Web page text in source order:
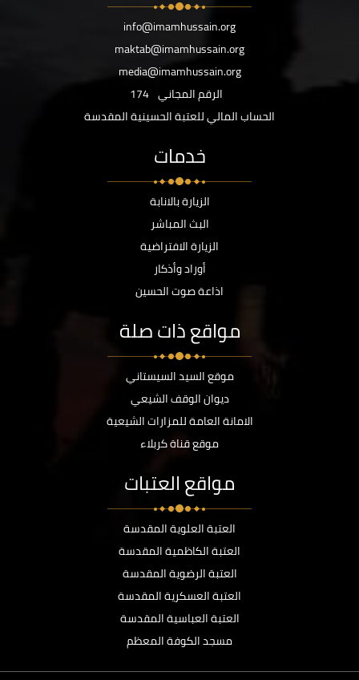
info@imamhussain.org
maktab@imamhussain.org
media@imamhussain.org
الرقم المجاني 174
الحساب المالي للعتبة الحسينية المقدسة
خدمات
الزيارة بالانابة
البث المباشر
الزيارة الافتراضية
أوراد وأذكار
اذاعة صوت الحسين
مواقع ذات صلة
موقع السيد السيستاني
ديوان الوقف الشيعي
الامانة العامة للمزارات الشيعية
موقع قناة كربلاء
مواقع العتبات
العتبة العلوية المقدسة
العتبة الكاظمية المقدسة
العتبة الرضوية المقدسة
العتبة العسكرية المقدسة
العتبة العباسية المقدسة
مسجد الكوفة المعظم